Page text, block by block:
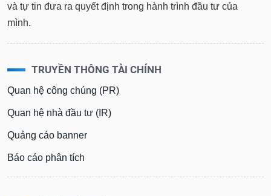
và tự tin đưa ra quyết định trong hành trình đầu tư của
mình.
TRUYỀN THÔNG TÀI CHÍNH
Quan hệ công chúng (PR)
Quan hệ nhà đầu tư (IR)
Quảng cáo banner
Báo cáo phân tích